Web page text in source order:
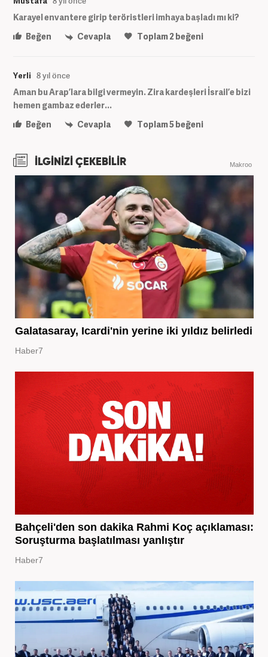
Karayel envantere girip teröristleri imhaya başladı mı ki?
Beğen
Cevapla Toplam2beğeni
Yerli 8 yıl önce
Aman bu Arap’lara bilgi vermeyin. Zira kardeşleri İsrail’e bizi
hemen gambaz ederler...
Beğen
Cevapla Toplam5beğeni
İLGİNİZİ ÇEKEBİLİR Makroo
Galatasaray, Icardi'nin yerine iki yıldız belirledi
Haber7
Bahçeli'den son dakika Rahmi Koç açıklaması:
Soruşturma başlatılması yanlıştır
Haber7